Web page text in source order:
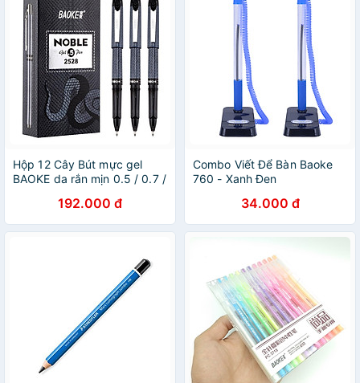
Hộp 12 Cây Bút mực gel
BAOKE da rắn mịn 0.5 / 0.7 /
kim loại chất lượng cao
192.000 đ
Combo Viết Để Bàn Baoke
760 - Xanh Đen
34.000 đ